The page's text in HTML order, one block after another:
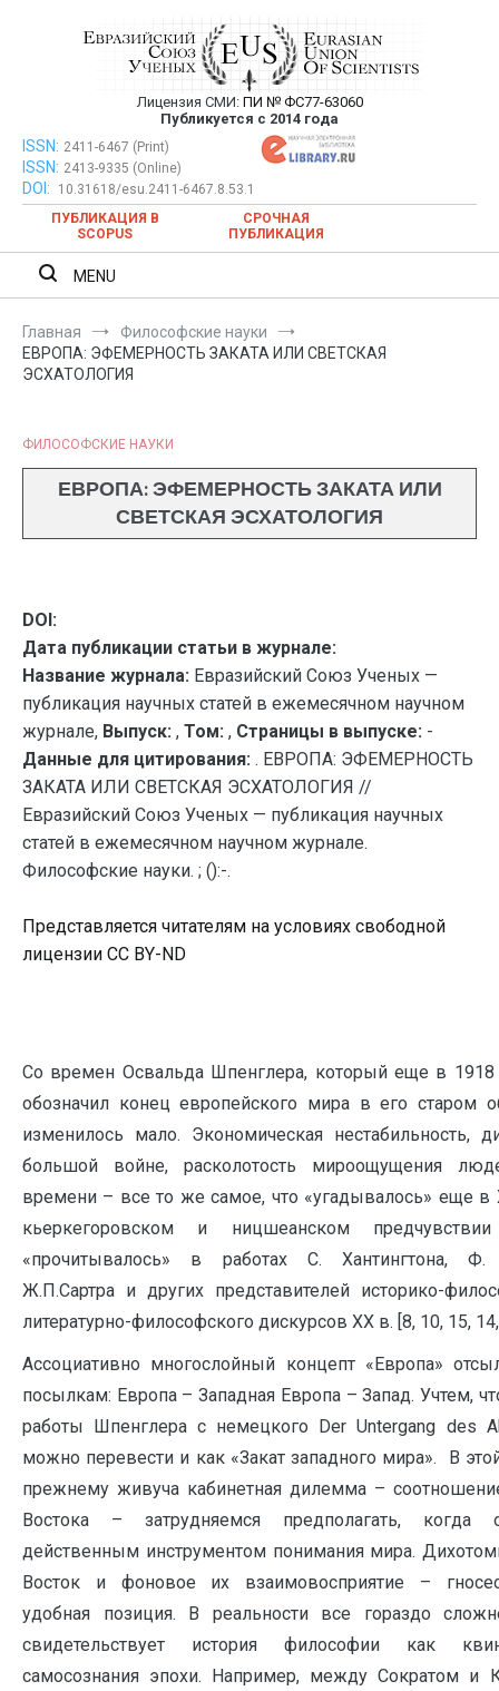
Евразийский Союз Ученых —
публикация научных статей в
ежемесячном научном журнале
Лицензия СМИ: ПИ № ФС77-63060
Публикуется с 2014 года
Евразийский Союз Ученых — публикация научных статей в
ежемесячном научном журнале
ISSN: 2411-6467 (Print)
ISSN: 2413-9335 (Online)
DOI:
10.31618/esu.2411-6467.8.53.1
ПУБЛИКАЦИЯ В
SCOPUS
СРОЧНАЯ
ПУБЛИКАЦИЯ
MENU
Главная
Философские науки
ЕВРОПА: ЭФЕМЕРНОСТЬ ЗАКАТА ИЛИ СВЕТСКАЯ
ЭСХАТОЛОГИЯ
ФИЛОСОФСКИЕ НАУКИ
ЕВРОПА: ЭФЕМЕРНОСТЬ ЗАКАТА ИЛИ
СВЕТСКАЯ ЭСХАТОЛОГИЯ
DOI:
Дата публикации статьи в журнале:
Название журнала: Евразийский Союз Ученых —
публикация научных статей в ежемесячном научном
журнале, Выпуск: , Том: , Страницы в выпуске: -
Данные для цитирования: . ЕВРОПА: ЭФЕМЕРНОСТЬ
ЗАКАТА ИЛИ СВЕТСКАЯ ЭСХАТОЛОГИЯ //
Евразийский Союз Ученых — публикация научных
статей в ежемесячном научном журнале.
Философские науки. ; ():-.
Представляется читателям на условиях свободной
лицензии CC BY-ND
Со времен Освальда Шпенглера, который еще в 1918
обозначил конец европейского мира в его старом
изменилось мало. Экономическая нестабильность,
большой войне, расколотость мироощущения
времени – все то же самое, что «угадывалось» еще в
кьеркегоровском и ницшеанском
«прочитывалось» в работах С. Хантингтона,
Ж.П.Сартра и других представителей историко-
литературно-философского дискурсов XX в. [8, 10, 15,
Ассоциативно многослойный концепт «Европа»
посылкам: Европа – Западная Европа – Запад. Учтем,
работы Шпенглера с немецкого Der Untergang des
можно перевести и как «Закат западного мира». В
прежнему живуча кабинетная дилемма –
Востока – затрудняемся предполагать,
действенным инструментом понимания мира.
Восток и фоновое их взаимовосприятие –
удобная позиция. В реальности все гораздо
свидетельствует история философии как
самосознания эпохи. Например, между Сократом и